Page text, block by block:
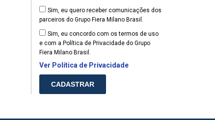
Sim, eu quero receber comunicações dos
parceiros do Grupo Fiera Milano Brasil.
Sim, eu concordo com os termos de uso
e com a Política de Privacidade do Grupo
Fiera Milano Brasil.
Ver Política de Privacidade
CADASTRAR